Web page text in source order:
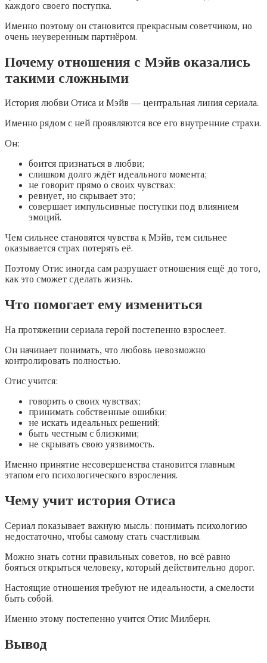
каждого своего поступка.
Именно поэтому он становится прекрасным советчиком, но
очень неуверенным партнёром.
Почему отношения с Мэйв оказались
такими сложными
История любви Отиса и Мэйв — центральная линия сериала.
Именно рядом с ней проявляются все его внутренние страхи.
Он:
боится признаться в любви;
слишком долго ждёт идеального момента;
не говорит прямо о своих чувствах;
ревнует, но скрывает это;
совершает импульсивные поступки под влиянием
эмоций.
Чем сильнее становятся чувства к Мэйв, тем сильнее
оказывается страх потерять её.
Поэтому Отис иногда сам разрушает отношения ещё до того,
как это сможет сделать жизнь.
Что помогает ему измениться
На протяжении сериала герой постепенно взрослеет.
Он начинает понимать, что любовь невозможно
контролировать полностью.
Отис учится:
говорить о своих чувствах;
принимать собственные ошибки;
не искать идеальных решений;
быть честным с близкими;
не скрывать свою уязвимость.
Именно принятие несовершенства становится главным
этапом его психологического взросления.
Чему учит история Отиса
Сериал показывает важную мысль: понимать психологию
недостаточно, чтобы самому стать счастливым.
Можно знать сотни правильных советов, но всё равно
бояться открыться человеку, который действительно дорог.
Настоящие отношения требуют не идеальности, а смелости
быть собой.
Именно этому постепенно учится Отис Милберн.
Вывод